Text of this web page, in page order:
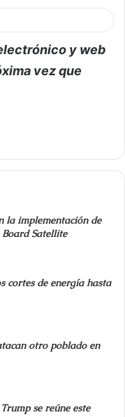
y web
vez que
la implementación de
Satellite
cortes de energía hasta
otro poblado en
se reúne este